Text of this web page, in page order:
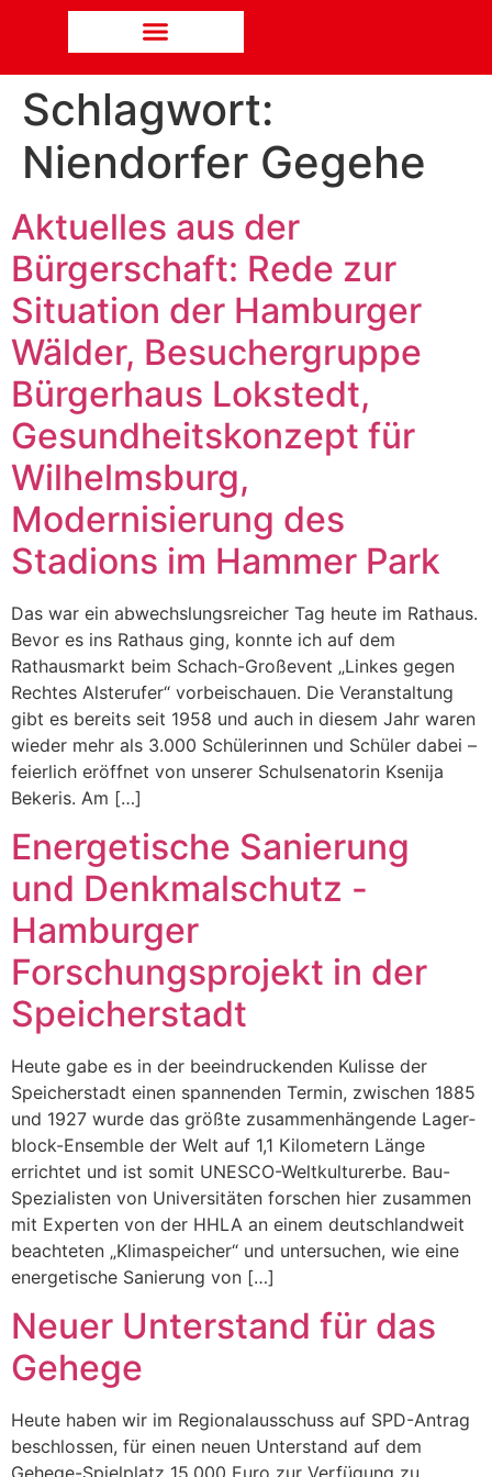
Schlagwort:
Niendorfer Gegehe
Aktuelles aus der
Bürgerschaft: Rede zur
Situation der Hamburger
Wälder, Besuchergruppe
Bürgerhaus Lokstedt,
Gesundheitskonzept für
Wilhelmsburg,
Modernisierung des
Stadions im Hammer Park
Das war ein abwechslungsreicher Tag heute im Rathaus.
Bevor es ins Rathaus ging, konnte ich auf dem
Rathausmarkt beim Schach-Großevent „Linkes gegen
Rechtes Alsterufer“ vorbeischauen. Die Veranstaltung
gibt es bereits seit 1958 und auch in diesem Jahr waren
wieder mehr als 3.000 Schülerinnen und Schüler dabei –
feierlich eröffnet von unserer Schulsenatorin Ksenija
Bekeris. Am […]
Energetische Sanierung
und Denkmalschutz -
Hamburger
Forschungsprojekt in der
Speicherstadt
Heute gabe es in der beeindruckenden Kulisse der
Speicherstadt einen spannenden Termin, zwischen 1885
und 1927 wurde das größte zusammen­hängende Lager­
block-Ensemble der Welt auf 1,1 Kilometern Länge
errichtet und ist somit UNESCO-Weltkulturerbe. Bau-
Spezialisten von Universitäten forschen hier zusammen
mit Experten von der HHLA an einem deutschlandweit
beachteten „Klimaspeicher“ und untersuchen, wie eine
energetische Sanierung von […]
Neuer Unterstand für das
Gehege
Heute haben wir im Regionalausschuss auf SPD-Antrag
beschlossen, für einen neuen Unterstand auf dem